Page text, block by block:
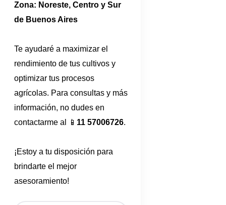
Zona: Noreste, Centro y Sur
de Buenos Aires
Te ayudaré a maximizar el
rendimiento de tus cultivos y
optimizar tus procesos
agrícolas. Para consultas y más
información, no dudes en
contactarme al 📱 11 57006726.
¡Estoy a tu disposición para
brindarte el mejor
asesoramiento!